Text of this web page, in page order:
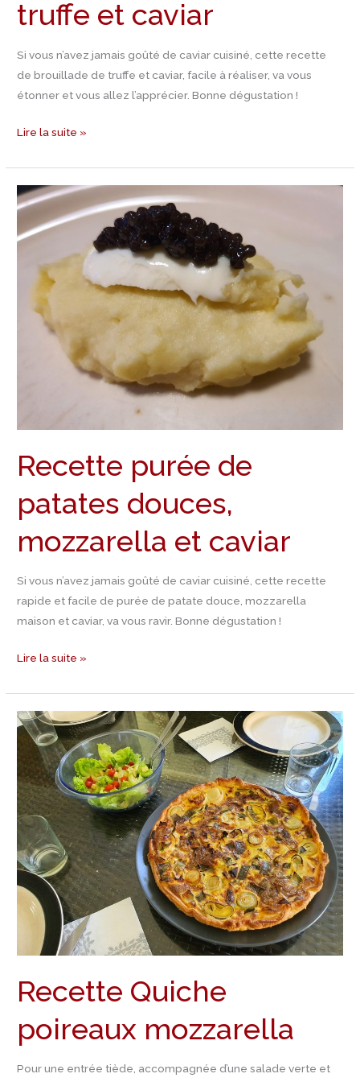
truffe et caviar
Si vous n’avez jamais goûté de caviar cuisiné, cette recette
de brouillade de truffe et caviar, facile à réaliser, va vous
étonner et vous allez l’apprécier. Bonne dégustation !
Lire la suite »
Recette purée de
patates douces,
mozzarella et caviar
Si vous n’avez jamais goûté de caviar cuisiné, cette recette
rapide et facile de purée de patate douce, mozzarella
maison et caviar, va vous ravir. Bonne dégustation !
Recette
purée
de
douces,
mozzarella
caviar
Lire la suite »
Recette Quiche
poireaux mozzarella
Pour une entrée tiède, accompagnée d’une salade verte et
Recette
Quiche
poireaux
mozzarella